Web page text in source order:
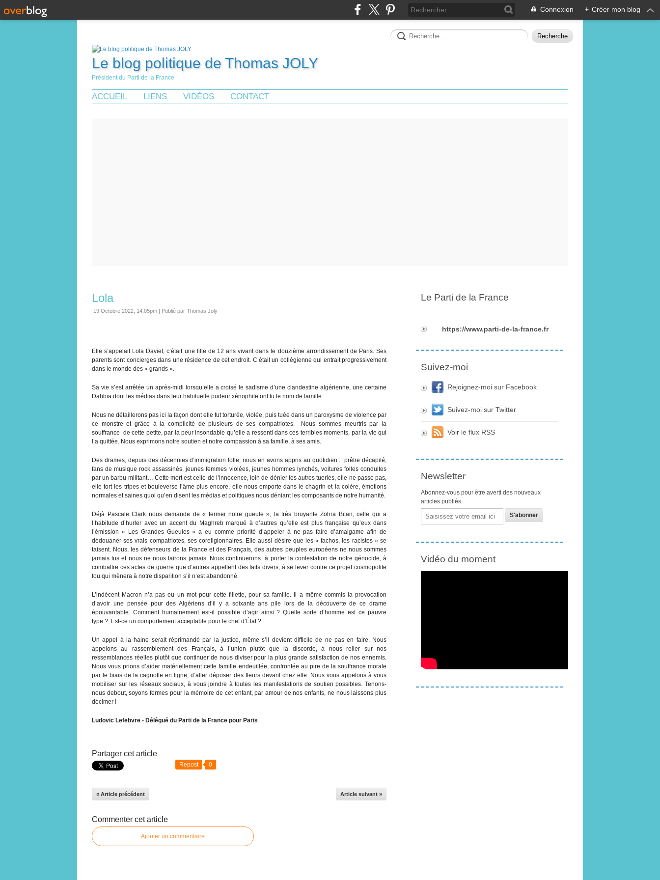
Connexion + Créer mon blog
Le blog politique de Thomas JOLY
Président du Parti de la France
ACCUEIL LIENS VIDÉOS CONTACT
Lola
19 Octobre 2022, 14:05pm | Publié par Thomas Joly
Elle s’appelait Lola Daviet, c’était une fille de 12 ans vivant dans le douzième arrondissement de Paris. Ses
parents sont concierges dans une résidence de cet endroit. C’était un collégienne qui entrait progressivement
dans le monde des « grands ».
Sa vie s’est arrêtée un après-midi lorsqu’elle a croisé le sadisme d’une clandestine algérienne, une certaine
Dahbia dont les médias dans leur habituelle pudeur xénophile ont tu le nom de famille.
Nous ne détaillerons pas ici la façon dont elle fut torturée, violée, puis tuée dans un paroxysme de violence par
ce monstre et grâce à la complicité de plusieurs de ses compatriotes. Nous sommes meurtris par la
souffrance de cette petite, par la peur insondable qu’elle a ressenti dans ces terribles moments, par la vie qui
l’a quittée. Nous exprimons notre soutien et notre compassion à sa famille, à ses amis.
Des drames, depuis des décennies d’immigration folle, nous en avons appris au quotidien : prêtre décapité,
fans de musique rock assassinés, jeunes femmes violées, jeunes hommes lynchés, voitures folles conduites
par un barbu militant… Cette mort est celle de l’innocence, loin de dénier les autres tueries, elle ne passe pas,
elle tort les tripes et bouleverse l’âme plus encore, elle nous emporte dans le chagrin et la colère, émotions
normales et saines quoi qu’en disent les médias et politiques nous déniant les composants de notre humanité.
Déjà Pascale Clark nous demande de « fermer notre gueule », la très bruyante Zohra Bitan, celle qui a
l’habitude d’hurler avec un accent du Maghreb marqué à d’autres qu’elle est plus française qu’eux dans
l’émission « Les Grandes Gueules » a eu comme priorité d’appeler à ne pas faire d’amalgame afin de
dédouaner ses vrais compatriotes, ses coreligionnaires. Elle aussi désire que les « fachos, les racistes » se
taisent. Nous, les défenseurs de la France et des Français, des autres peuples européens ne nous sommes
jamais tus et nous ne nous tairons jamais. Nous continuerons à porter la contestation de notre génocide, à
combattre ces actes de guerre que d’autres appellent des faits divers, à se lever contre ce projet cosmopolite
fou qui mènera à notre disparition s’il n’est abandonné.
L’indécent Macron n’a pas eu un mot pour cette fillette, pour sa famille. Il a même commis la provocation
d’avoir une pensée pour des Algériens d’il y a soixante ans pile lors de la découverte de ce drame
épouvantable. Comment humainement est-il possible d’agir ainsi ? Quelle sorte d’homme est ce pauvre
type ? Est-ce un comportement acceptable pour le chef d’État ?
Un appel à la haine serait réprimandé par la justice, même s’il devient difficile de ne pas en faire. Nous
appelons au rassemblement des Français, à l’union plutôt que la discorde, à nous relier sur nos
ressemblances réelles plutôt que continuer de nous diviser pour la plus grande satisfaction de nos ennemis.
Nous vous prions d’aider matériellement cette famille endeuillée, confrontée au pire de la souffrance morale
par le biais de la cagnotte en ligne, d’aller déposer des fleurs devant chez elle. Nous vous appelons à vous
mobiliser sur les réseaux sociaux, à vous joindre à toutes les manifestations de soutien possibles. Tenons-
nous debout, soyons fermes pour la mémoire de cet enfant, par amour de nos enfants, ne nous laissons plus
décimer !
Ludovic Lefebvre - Délégué du Parti de la France pour Paris
Partager cet article
Repost 0
« Article précédent Article suivant »
Commenter cet article
Ajouter un commentaire
Le Parti de la France
https://www.parti-de-la-france.fr
Suivez-moi
Rejoignez-moi sur Facebook
Suivez-moi sur Twitter
Voir le flux RSS
Newsletter
Abonnez-vous pour être averti des nouveaux
articles publiés.
Email
Vidéo du moment